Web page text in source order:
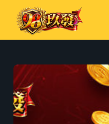
至